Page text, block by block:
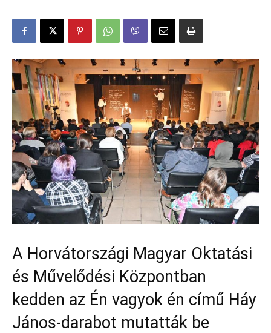
A Horvátországi Magyar Oktatási
és Művelődési Központban
kedden az Én vagyok én című Háy
János-darabot mutatták be